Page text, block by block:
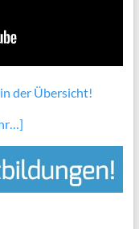
der Übersicht!